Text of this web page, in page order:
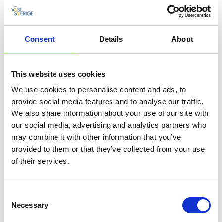
Consent Details About
This website uses cookies
We use cookies to personalise content and ads, to
provide social media features and to analyse our traffic.
We also share information about your use of our site with
our social media, advertising and analytics partners who
may combine it with other information that you’ve
provided to them or that they’ve collected from your use
of their services.
Selection
Necessary
sällskapsspel att låna.